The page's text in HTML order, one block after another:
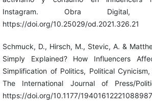
Instagram. Obra Digital,
https://doi.org/10.25029/od.2021.326.21
Schmuck, D., Hirsch, M., Stevic, A. &
Simply Explained? How Influencers
Simplification of Politics, Political
The International Journal of Press/
https://doi.org/10.1177/19401612221088987